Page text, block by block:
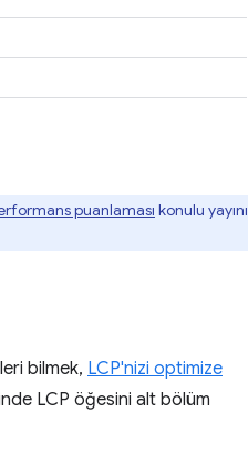
puanlaması konulu yayını
bilmek, LCP'nizi optimize
LCP öğesini alt bölüm